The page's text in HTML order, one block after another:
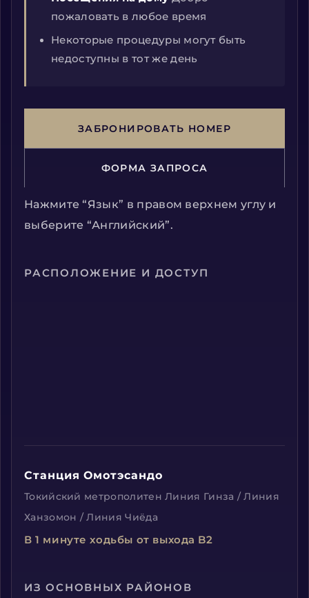
пожаловать в любое время
Некоторые процедуры могут быть
недоступны в тот же день
ЗАБРОНИРОВАТЬ НОМЕР
ФОРМА ЗАПРОСА
Нажмите “Язык” в правом верхнем углу и
выберите “Английский”.
РАСПОЛОЖЕНИЕ И ДОСТУП
Станция Омотэсандо
Токийский метрополитен Линия Гинза / Линия
Ханзомон / Линия Чиёда
В 1 минуте ходьбы от выхода B2
ИЗ ОСНОВНЫХ РАЙОНОВ